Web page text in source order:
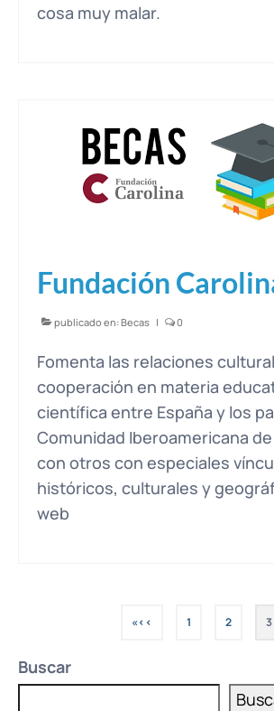
cosa muy malar.
Fundación
publicado en:Becas | 0
Fomenta las relaciones
cooperación en materia
científica entre España y los
Comunidad Iberoamericana
con otros con especiales
históricos, culturales y
web
« 1 2 3
Buscar